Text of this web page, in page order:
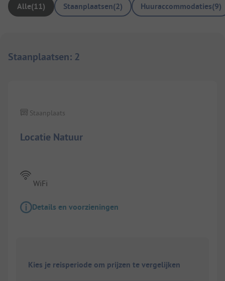
Alle(11) Staanplaatsen(2) Huuraccommodaties(9)
Staanplaatsen: 2
Locatie Natuur
Staanplaats
WiFi
Details en voorzieningen
Kies je reisperiode om prijzen te vergelijken